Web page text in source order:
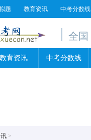
题 教育资讯 中考分数线
全国
教育资讯 中考分数线
>